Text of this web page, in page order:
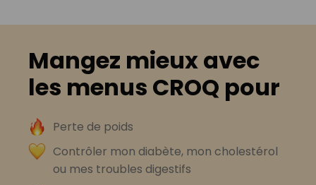
Mangez mieux avec
les menus CROQ pour
Perte de poids
Contrôler mon diabète, mon cholestérol
ou mes troubles digestifs